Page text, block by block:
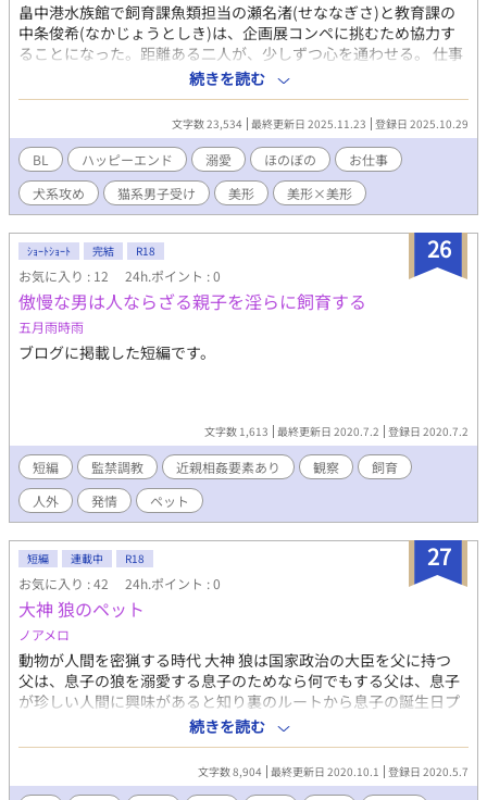
畠中港水族館で飼育課魚類担当の瀬名渚(せななぎさ)と教育課の
中条俊希(なかじょうとしき)は、企画展コンペに挑むため協力す
ることになった。距離ある二人が、少しずつ心を通わせる。 仕事
を通じて信頼と絆を深め、やがて互いの想いを確かめ合う物語。
穏やか大型犬系×男前ツンツン猫系 ※この話は同名でムーンライ
トノベルズでも公開しております。 ※表紙は友人(X: @10shage)
に描いてもらいました！
続きを読む
文字数 23,534 最終更新日 2025.11.23 登録日 2025.10.29
BL ハッピーエンド 溺愛 ほのぼの
お仕事
犬系攻め
猫系男子受け 美形 美形×美形
26
ｼｮｰﾄｼｮｰﾄ 完結 R18
お気に入り : 12 24h.ポイント : 0
傲慢な男は人ならざる親子を淫らに飼育する
五月雨時雨
ブログに掲載した短編です。
文字数 1,613 最終更新日 2020.7.2 登録日 2020.7.2
短編 監禁調教 近親相姦要素あり 観察
飼育
人外
発情 ペット
27
短編 連載中 R18
お気に入り : 42 24h.ポイント : 0
大神 狼のペット
ノアメロ
動物が人間を密猟する時代 大神 狼は国家政治の大臣を父に持つ
父は、息子の狼を溺愛する息子のためなら何でもする父は、息子
が珍しい人間に興味があると知り裏のルートから息子の誕生日プ
レゼントとして人間を渡すが… 新しい地球には、新しいカースト
ができていた。新しい地球と言っても旧地球の隣に新しい地球が
ある訳では無い、人間が住んでいた地球は、そのままだが全て経
済を動かしているのは、もう人間ではない…人間のカースト地位
続きを読む
文字数 8,904 最終更新日 2020.10.1 登録日 2020.5.7